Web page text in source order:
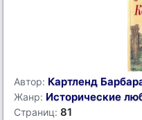
Автор: Картленд
Жанр: Исторические
Страниц: 81